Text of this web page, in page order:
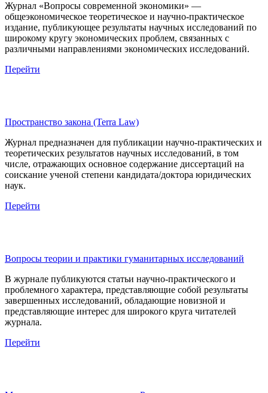
Журнал «Вопросы современной экономики» —
общеэкономическое теоретическое и научно-практическое
издание, публикующее результаты научных исследований по
широкому кругу экономических проблем, связанных с
различными направлениями экономических исследований.
Перейти
Пространство закона (Terra Law)
Журнал предназначен для публикации научно-практических и
теоретических результатов научных исследований, в том
числе, отражающих основное содержание диссертаций на
соискание ученой степени кандидата/доктора юридических
наук.
Перейти
Вопросы теории и практики гуманитарных исследований
В журнале публикуются статьи научно-практического и
проблемного характера, представляющие собой результаты
завершенных исследований, обладающие новизной и
представляющие интерес для широкого круга читателей
журнала.
Перейти